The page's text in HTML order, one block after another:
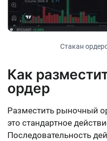
Стакан
Как
ордер
Разместить рыночный
это стандартное
Последовательность